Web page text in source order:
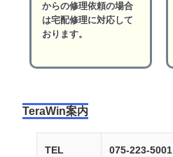
からの修理依頼の場合
は宅配修理に対応して
おります。
TeraWin案内
TEL 075-223-5001